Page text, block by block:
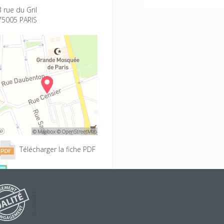
rue du Gril
PARIS
Télécharger la fiche PDF
Conditions d'inscription
Projet éducatif